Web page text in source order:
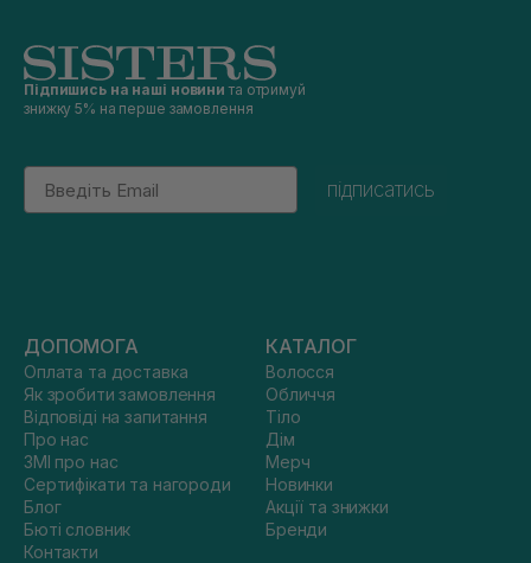
Підпишись на наші новини та отримуй
знижку 5% на перше замовлення
Email
підписатись
ДОПОМОГА
Оплата та доставка
Як зробити замовлення
Відповіді на запитання
Про нас
ЗМІ про нас
Сертифікати та нагороди
Блог
Бюті словник
Контакти
КАТАЛОГ
Волосся
Обличчя
Тіло
Дім
Мерч
Новинки
Акції та знижки
Бренди